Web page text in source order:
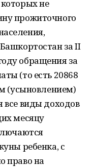
не
прожиточного
за II
обращения за
(то есть 20868
(усыновлением)
все виды доходов
месяцу
ребенка, с
право на